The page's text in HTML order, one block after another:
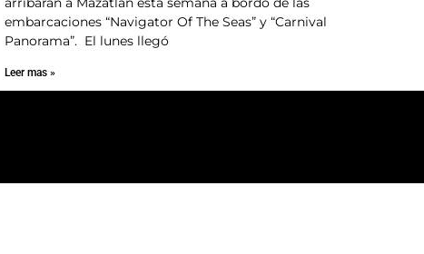
embarcaciones “Navigator Of The Seas” y “Carnival
Panorama”. El lunes llegó
Leer mas »